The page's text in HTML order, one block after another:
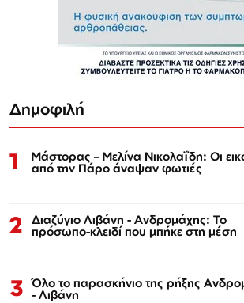
Δημοφιλή
1 Μάστορας – Μελίνα Νικολαΐδη: Οι
από την Πάρο άναψαν φωτιές
2 Διαζύγιο Λιβάνη - Ανδρομάχης: Το
πρόσωπο-κλειδί που μπήκε στη μέση
3 Όλο το παρασκήνιο της ρήξης
- Λιβάνη